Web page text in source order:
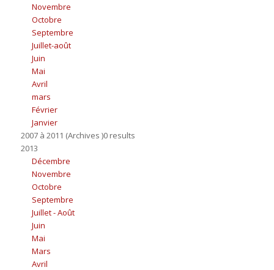
Novembre
Octobre
Septembre
Juillet-août
Juin
Mai
Avril
mars
Février
Janvier
2007 à 2011 (Archives )0 results
2013
Décembre
Novembre
Octobre
Septembre
Juillet - Août
Juin
Mai
Mars
Avril